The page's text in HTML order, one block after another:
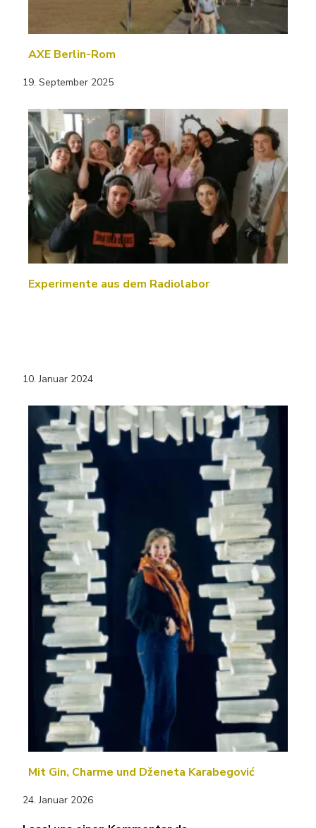
AXE Berlin-Rom
19. September 2025
Experimente aus dem Radiolabor
10. Januar 2024
Mit Gin, Charme und Dženeta Karabegović
24. Januar 2026